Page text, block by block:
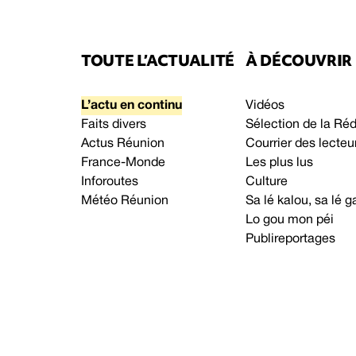
TOUTE L’ACTUALITÉ
L’actu en continu
Faits divers
Actus Réunion
France-Monde
Inforoutes
Météo Réunion
À DÉCOUVRIR
Vidéos
Sélection de la
Courrier des
Les plus lus
Culture
Sa lé kalou, sa lé
Lo gou mon péi
Publireportages